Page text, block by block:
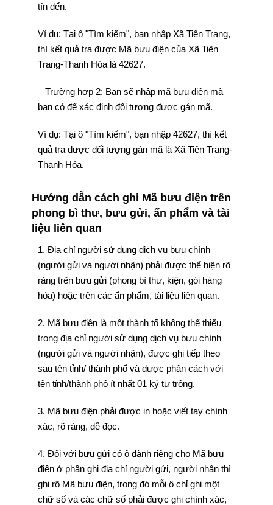
tín đến.
Ví dụ: Tại ô "Tìm kiếm", bạn nhập Xã Tiên Trang,
thì kết quả tra được Mã bưu điện của Xã Tiên
Trang-Thanh Hóa là 42627.
– Trường hợp 2: Bạn sẽ nhập mã bưu điện mà
bạn có để xác định đối tượng được gán mã.
Ví dụ: Tại ô "Tìm kiếm", bạn nhập 42627, thì kết
quả tra được đối tượng gán mã là Xã Tiên Trang-
Thanh Hóa.
Hướng dẫn cách ghi Mã bưu điện trên
phong bì thư, bưu gửi, ấn phẩm và tài
liệu liên quan
1. Địa chỉ người sử dụng dịch vụ bưu chính
(người gửi và người nhận) phải được thể hiện rõ
ràng trên bưu gửi (phong bì thư, kiện, gói hàng
hóa) hoặc trên các ấn phẩm, tài liệu liên quan.
2. Mã bưu điện là một thành tố không thể thiếu
trong địa chỉ người sử dụng dịch vụ bưu chính
(người gửi và người nhận), được ghi tiếp theo
sau tên tỉnh/ thành phố và được phân cách với
tên tỉnh/thành phố ít nhất 01 ký tự trống.
3. Mã bưu điện phải được in hoặc viết tay chính
xác, rõ ràng, dễ đọc.
4. Đối với bưu gửi có ô dành riêng cho Mã bưu
điện ở phần ghi địa chỉ người gửi, người nhận thì
ghi rõ Mã bưu điện, trong đó mỗi ô chỉ ghi một
chữ số và các chữ số phải được ghi chính xác,